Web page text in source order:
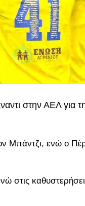
στην ΑΕΛ για
Μπάντζι, ενώ ο
στις